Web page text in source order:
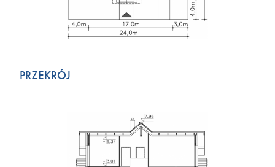
PRZEKRÓJ